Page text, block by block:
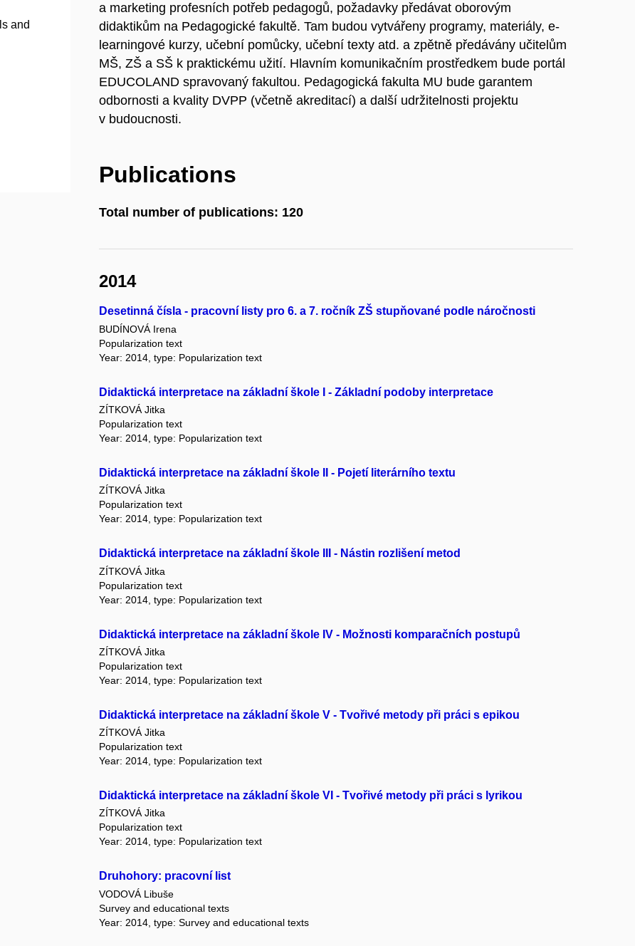
and
a marketing profesních potřeb pedagogů, požadavky předávat oborovým
didaktikům na Pedagogické fakultě. Tam budou vytvářeny programy, materiály, e-
learningové kurzy, učební pomůcky, učební texty atd. a zpětně předávány učitelům
MŠ, ZŠ a SŠ k praktickému užití. Hlavním komunikačním prostředkem bude portál
EDUCOLAND spravovaný fakultou. Pedagogická fakulta MU bude garantem
odbornosti a kvality DVPP (včetně akreditací) a další udržitelnosti projektu
v budoucnosti.
Publications
Total number of publications: 120
2014
Desetinná čísla - pracovní listy pro 6. a 7. ročník ZŠ stupňované podle náročnosti
BUDÍNOVÁ Irena
Popularization text
Year: 2014, type: Popularization text
Didaktická interpretace na základní škole I - Základní podoby interpretace
ZÍTKOVÁ Jitka
Popularization text
Year: 2014, type: Popularization text
Didaktická interpretace na základní škole II - Pojetí literárního textu
ZÍTKOVÁ Jitka
Popularization text
Year: 2014, type: Popularization text
Didaktická interpretace na základní škole III - Nástin rozlišení metod
ZÍTKOVÁ Jitka
Popularization text
Year: 2014, type: Popularization text
Didaktická interpretace na základní škole IV - Možnosti komparačních postupů
ZÍTKOVÁ Jitka
Popularization text
Year: 2014, type: Popularization text
Didaktická interpretace na základní škole V - Tvořivé metody při práci s epikou
ZÍTKOVÁ Jitka
Popularization text
Year: 2014, type: Popularization text
Didaktická interpretace na základní škole VI - Tvořivé metody při práci s lyrikou
ZÍTKOVÁ Jitka
Popularization text
Year: 2014, type: Popularization text
Druhohory: pracovní list
VODOVÁ Libuše
Survey and educational texts
Year: 2014, type: Survey and educational texts